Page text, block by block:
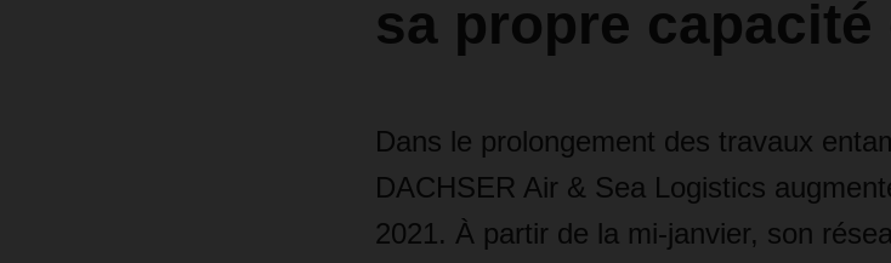
sa propre capacité
Dans le prolongement des travaux
DACHSER Air & Sea Logistics
2021. À partir de la mi-janvier, son